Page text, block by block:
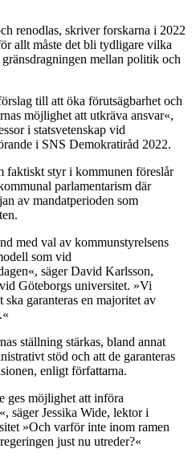
renodlas, skriver forskarna i 2022
allt måste det bli tydligare vilka
mellan politik och
till att öka förutsägbarhet och
möjlighet att utkräva ansvar«,
i statsvetenskap vid
i SNS Demokratiråd 2022.
faktiskt styr i kommunen föreslår
parlamentarism där
av mandatperioden som
med val av kommunstyrelsens
som vid
säger David Karlsson,
Göteborgs universitet. »Vi
garanteras en majoritet av
ställning stärkas, bland annat
stöd och att de garanteras
enligt författarna.
ges möjlighet att införa
säger Jessika Wide, lektor i
»Och varför inte inom ramen
just nu utreder?«